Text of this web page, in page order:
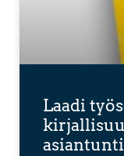
Laadi